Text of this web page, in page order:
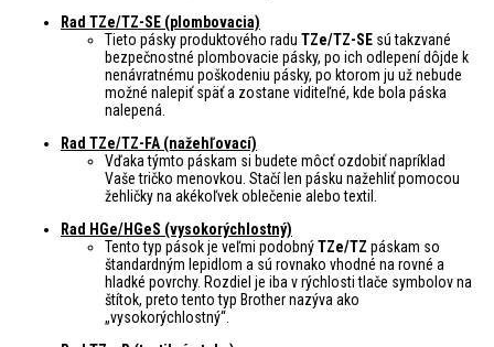
Rad TZe/TZ-SE (plombovacia)
Tieto pásky produktového radu TZe/TZ-SE sú takzvané
bezpečnostné plombovacie pásky, po ich odlepení dôjde k
nenávratnému poškodeniu pásky, po ktorom ju už nebude
možné nalepiť späť a zostane viditeľné, kde bola páska
nalepená.
Rad TZe/TZ-FA (nažehľovací)
Vďaka týmto páskam si budete môcť ozdobiť napríklad
Vaše tričko menovkou. Stačí len pásku nažehliť pomocou
žehličky na akékoľvek oblečenie alebo textil.
Rad HGe/HGeS (vysokorýchlostný)
Tento typ pások je veľmi podobnýTZe/TZ páskam so
štandardným lepidlom a sú rovnako vhodné na rovné a
hladké povrchy. Rozdiel je iba v rýchlosti tlače symbolov na
štítok, preto tento typ Brother nazýva ako
„vysokorýchlostný“.